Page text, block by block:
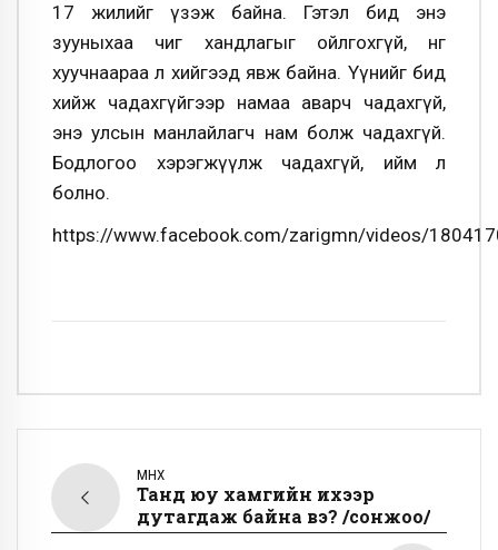
17 жилийг үзэж байна. Гэтэл бид энэ
зууныхаа чиг хандлагыг ойлгохгүй, нөгөө
хуучнаараа л хийгээд явж байна. Үүнийг бид
хийж чадахгүйгээр намаа аварч чадахгүй,
энэ улсын манлайлагч нам болж чадахгүй.
Бодлогоо хэрэгжүүлж чадахгүй, ийм л
болно.
https://www.facebook.com/zarigmn/videos/
ӨМНӨХ
Танд юу хамгийн ихээр
дутагдаж байна вэ? /сонжоо/